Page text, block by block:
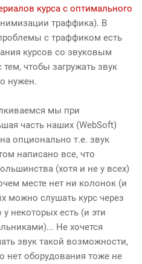
курса с оптимального
траффика). В
с траффиком есть
курсов со звуковым
чтобы загружать звук
нужен.
мы при
часть наших (WebSoft)
опционально т.е. звук
написано все, что
(хотя и не у всех)
месте нет ни колонок (и
можно слушать курс через
некоторых есть (и эти
Не хочется
звук такой возможности,
нет оборудования тоже не